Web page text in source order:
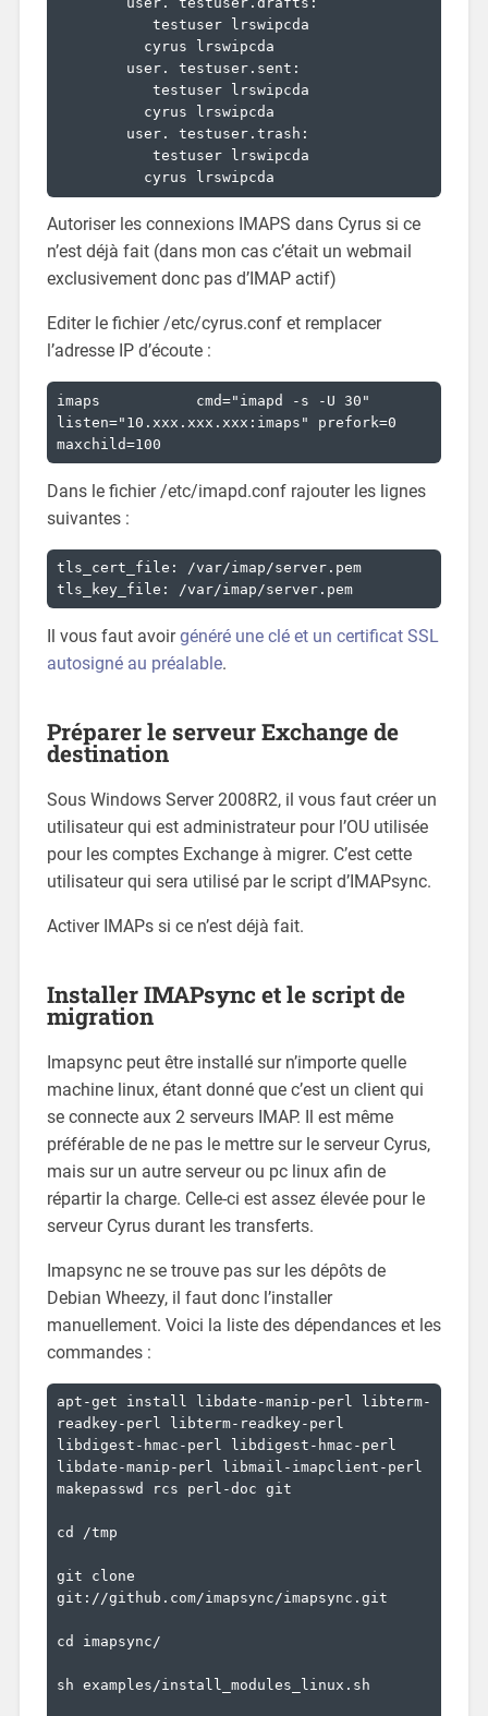
	  cyrus lrswipcda
Autoriser les connexions IMAPS dans Cyrus si ce
n’est déjà fait (dans mon cas c’était un webmail
exclusivement donc pas d’IMAP actif)
Editer le fichier /etc/cyrus.conf et remplacer
l’adresse IP d’écoute :
imaps		cmd="imapd -s -U 30"
listen="10.xxx.xxx.xxx:imaps" prefork=0
maxchild=100
Dans le fichier /etc/imapd.conf rajouter les lignes
suivantes :
tls_cert_file: /var/imap/server.pem
tls_key_file: /var/imap/server.pem
Il vous faut avoirgénéré une clé et un certificat SSL
autosigné au préalable.
Préparer le serveur Exchange de
destination
Sous Windows Server 2008R2, il vous faut créer un
utilisateur qui est administrateur pour l’OU utilisée
pour les comptes Exchange à migrer. C’est cette
utilisateur qui sera utilisé par le script d’IMAPsync.
Activer IMAPs si ce n’est déjà fait.
Installer IMAPsync et le script de
migration
Imapsync peut être installé sur n’importe quelle
machine linux, étant donné que c’est un client qui
se connecte aux 2 serveurs IMAP. Il est même
préférable de ne pas le mettre sur le serveur Cyrus,
mais sur un autre serveur ou pc linux afin de
répartir la charge. Celle-ci est assez élevée pour le
serveur Cyrus durant les transferts.
Imapsync ne se trouve pas sur les dépôts de
Debian Wheezy, il faut donc l’installer
manuellement. Voici la liste des dépendances et les
commandes :
apt-get install libdate-manip-perl libterm-
readkey-perl libterm-readkey-perl
libdigest-hmac-perl libdigest-hmac-perl
libdate-manip-perl libmail-imapclient-perl
makepasswd rcs perl-doc git
cd /tmp
git clone
git://github.com/imapsync/imapsync.git
cd imapsync/
sh examples/install_modules_linux.sh